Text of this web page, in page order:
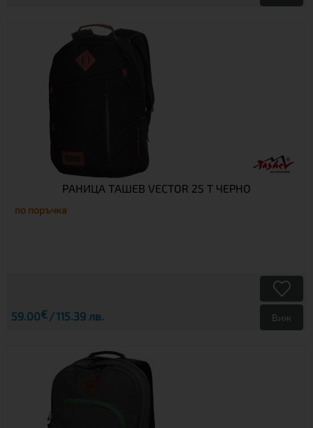
РАНИЦА ТАШЕВ VECTOR 25 T ЧЕРНО
по поръчка
59.00€ 115.39 лв. Виж